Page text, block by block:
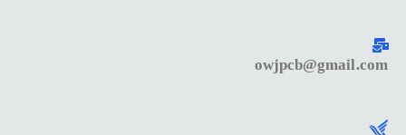
owjpcb@gmail.com